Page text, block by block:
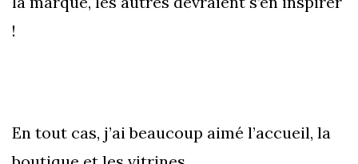
!
En tout cas, j’ai beaucoup aimé l’accueil, la